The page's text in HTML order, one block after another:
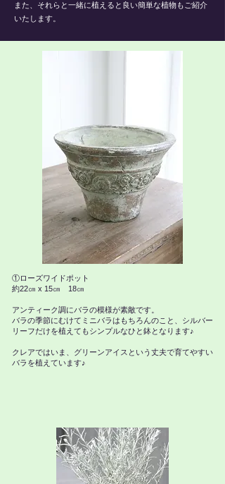
​また、それらと一緒に植えると良い簡単な植物もご紹介
いたします。
①ローズワイドポット
約22㎝ x 15㎝ 18㎝
アンティーク調にバラの模様が素敵です。
バラの季節にむけてミニバラはもちろんのこと、シルバー
リーフだけを植えてもシンプルなひと鉢となります♪
​クレアではいま、グリーンアイスという丈夫で育てやすい
バラを植えています♪